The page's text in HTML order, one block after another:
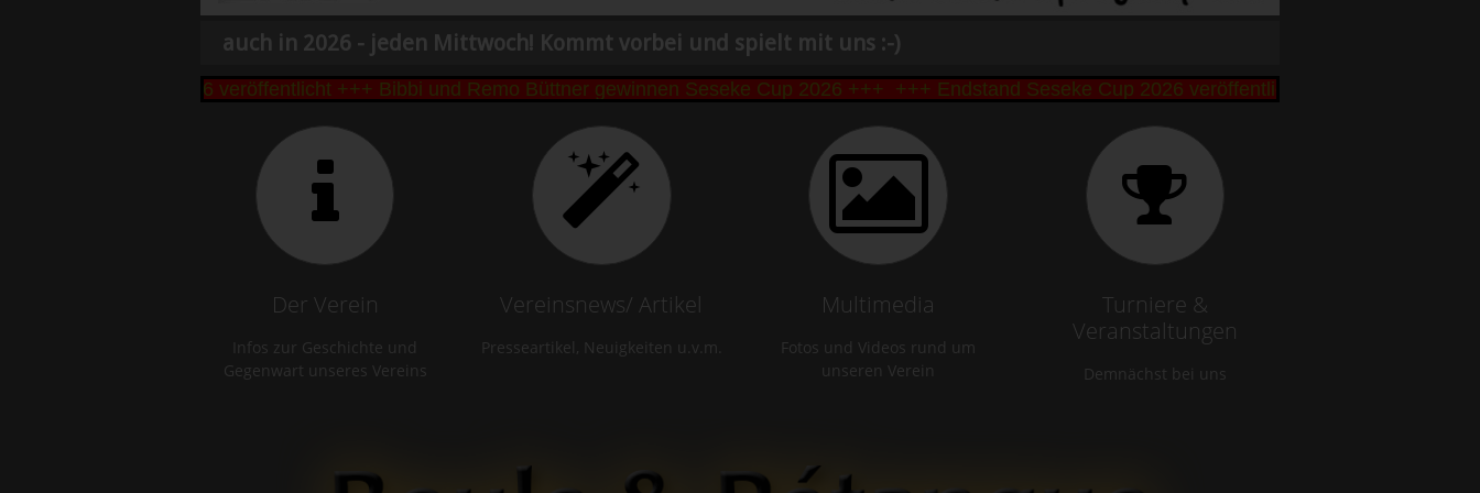
auch in 2026 - jeden Mittwoch! Kommt vorbei und spielt mit uns :-)
Seseke Cup 2026 veröffentlicht +++ Bibbi und Remo Büttner gewinnen Seseke Cup 2026 +++ +++ Endstand Seseke Cup 2026 veröffentlicht +++ Bibbi und Remo
Der Verein
Infos zur Geschichte und
Gegenwart unseres Vereins
Vereinsnews/ Artikel
Presseartikel, Neuigkeiten u.v.m.
Multimedia
Fotos und Videos rund um
unseren Verein
Turniere &
Veranstaltungen
Demnächst bei uns